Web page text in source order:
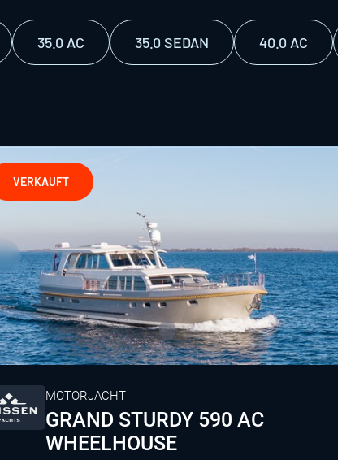
35.0 AC 35.0 SEDAN 40.0 AC
VERKAUFT
MOTORJACHT
GRAND STURDY 590 AC
WHEELHOUSE